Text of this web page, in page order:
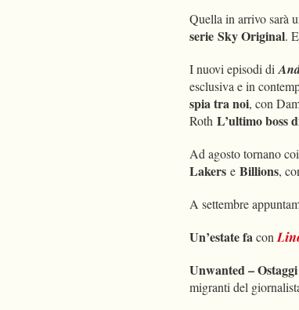
Quella in arrivo sarà
serie SkyOriginal.
I nuovi episodi di
esclusiva e in
spia tra noi, con
Roth L’ultimo boss
Ad agosto tornano
Lakers e Billions,
A settembre
Un’estate facon
Unwanted –
migranti del